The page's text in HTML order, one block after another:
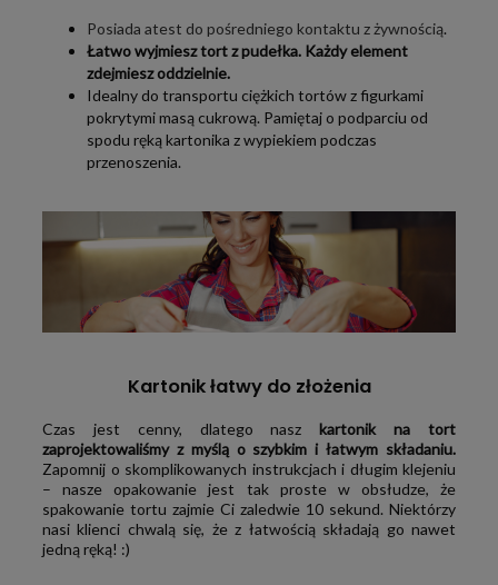
Posiada atest do pośredniego kontaktu z żywnością.
Łatwo wyjmiesz tort z pudełka. Każdy element
zdejmiesz oddzielnie.
Idealny do transportu ciężkich tortów z figurkami
pokrytymi masą cukrową. Pamiętaj o podparciu od
spodu ręką kartonika z wypiekiem podczas
przenoszenia.
Kartonik łatwy do złożenia
Czas jest cenny, dlatego naszkartonik na tort
zaprojektowaliśmy z myślą o szybkim i łatwym składaniu.
Zapomnij o skomplikowanych instrukcjach i długim klejeniu
– nasze opakowanie jest tak proste w obsłudze, że
spakowanie tortu zajmie Ci zaledwie 10 sekund. Niektórzy
nasi klienci chwalą się, że z łatwością składają go nawet
jedną ręką! :)